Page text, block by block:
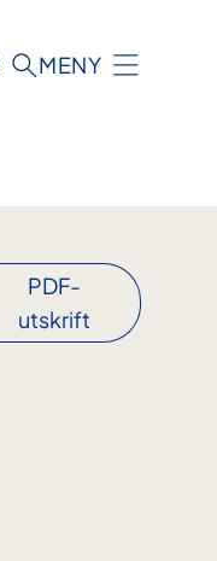
MENY
PDF-
utskrift